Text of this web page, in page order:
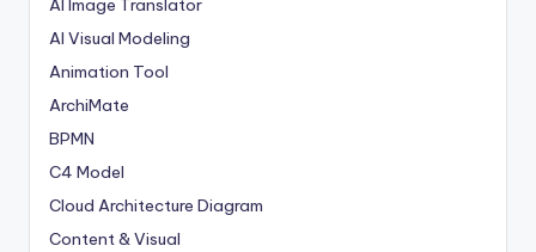
AI Image Translator
AI Visual Modeling
Animation Tool
ArchiMate
BPMN
C4 Model
Cloud Architecture Diagram
Content & Visual